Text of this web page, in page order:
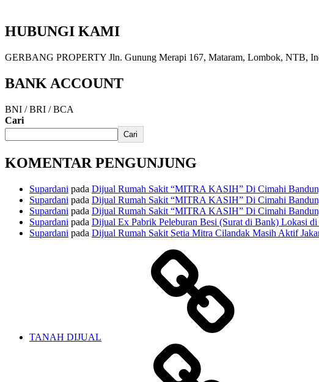
HUBUNGI KAMI
GERBANG PROPERTY Jln. Gunung Merapi 167, Mataram, Lombok, NTB,
BANK ACCOUNT
BNI / BRI / BCA
Cari
Cari
KOMENTAR PENGUNJUNG
Supardani pada Dijual Rumah Sakit “MITRA KASIH” Di Cimahi
Supardani pada Dijual Rumah Sakit “MITRA KASIH” Di Cimahi
Supardani pada Dijual Rumah Sakit “MITRA KASIH” Di Cimahi
Supardani pada Dijual Ex Pabrik Peleburan Besi (Surat di Bank) Lokasi di
Supardani pada Dijual Rumah Sakit Setia Mitra Cilandak Masih Aktif
TANAH DIJUAL